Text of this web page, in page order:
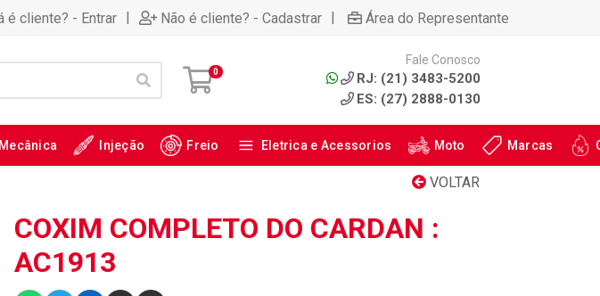
é cliente? - Entrar | Não é cliente? - Cadastrar | Área do Representante
0
Fale Conosco
RJ: (21) 3483-5200
ES: (27) 2888-0130
Mecânica Injeção Freio Eletrica e Acessorios Moto Marcas
VOLTAR
COXIM COMPLETO DO CARDAN :
AC1913